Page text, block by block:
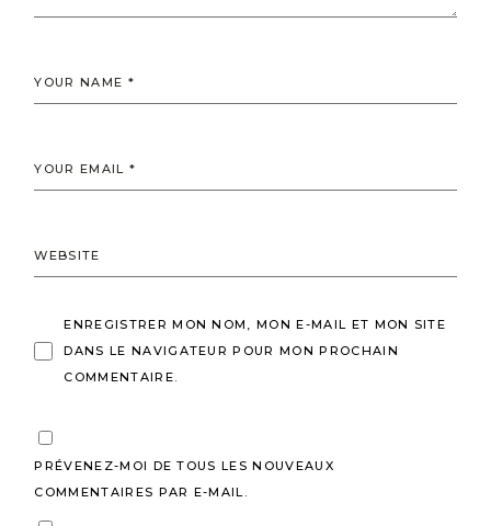
ENREGISTRER MON NOM, MON E-MAIL ET MON SITE
DANS LE NAVIGATEUR POUR MON PROCHAIN
COMMENTAIRE.
PRÉVENEZ-MOI DE TOUS LES NOUVEAUX
COMMENTAIRES PAR E-MAIL.